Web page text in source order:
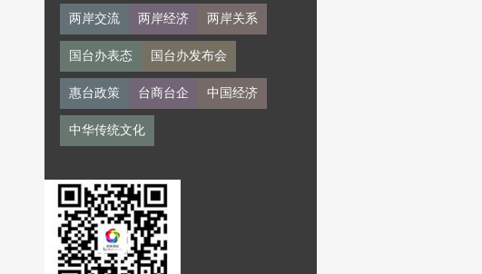
两岸交流 两岸经济 两岸关系
国台办表态 国台办发布会
惠台政策 台商台企 中国经济
中华传统文化